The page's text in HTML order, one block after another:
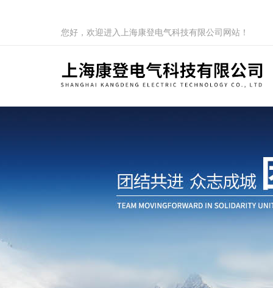
您好，欢迎进入上海康登电气科技有限公司网站！